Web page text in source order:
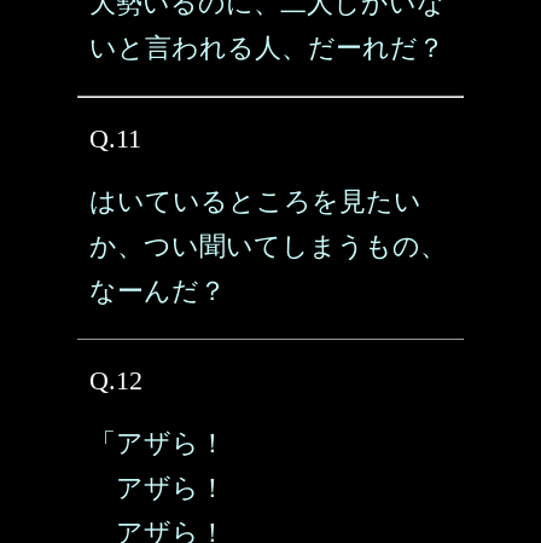
いと言われる人、だーれだ？
Q.11
はいているところを見たい
か、つい聞いてしまうもの、
なーんだ？
Q.12
「アザら！
アザら！
アザら！